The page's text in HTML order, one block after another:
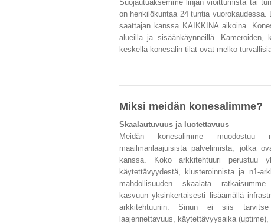
Suojautuaksemme linjan vioittumista tai
on henkilökuntaa 24 tuntia
saattajan kanssa KAIKKINA aikoina.
alueilla ja sisäänkäynneillä. Kameroiden,
keskellä konesalin tilat ovat melko
Miksi meidän konesalimme?
Skaalautuvuus ja luotettavuus
Meidän konesalimme muodostuu
maailmanlaajuisista palvelimista, jotka
kanssa. Koko arkkitehtuuri perustuu
käytettävyydestä, klusteroinnista ja n1-
mahdollisuuden skaalata
kasvuun yksinkertaisesti lisäämällä
arkkitehtuuriin. Sinun ei siis
laajennettavuus, käytettävyysaika